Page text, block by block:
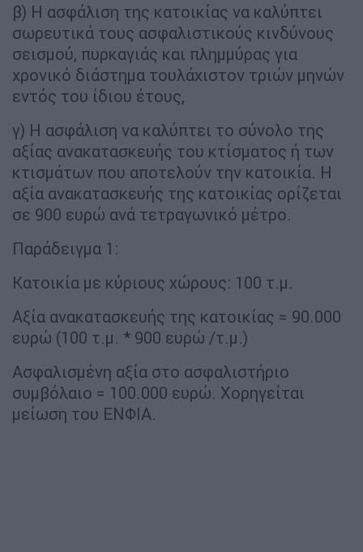
β) Η ασφάλιση της κατοικίας να καλύπτει
σωρευτικά τους ασφαλιστικούς κινδύνους
σεισμού, πυρκαγιάς και πλημμύρας για
χρονικό διάστημα τουλάχιστον τριών μηνών
εντός του ίδιου έτους,
γ) Η ασφάλιση να καλύπτει το σύνολο της
αξίας ανακατασκευής του κτίσματος ή των
κτισμάτων που αποτελούν την κατοικία. Η
αξία ανακατασκευής της κατοικίας ορίζεται
σε 900 ευρώ ανά τετραγωνικό μέτρο.
Παράδειγμα 1:
Κατοικία με κύριους χώρους: 100 τ.μ.
Αξία ανακατασκευής της κατοικίας = 90.000
ευρώ (100 τ.μ. * 900 ευρώ /τ.μ.)
Ασφαλισμένη αξία στο ασφαλιστήριο
συμβόλαιο = 100.000 ευρώ. Χορηγείται
μείωση του ΕΝΦΙΑ.